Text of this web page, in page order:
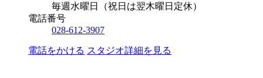
毎週水曜日（祝日は翌木曜日定休）
電話番号
028-612-3907
電話をかける スタジオ詳細を見る